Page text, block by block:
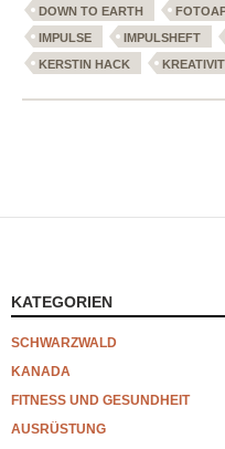
DOWN TO EARTH
IMPULSE
IMPULSHEFT
KERSTIN HACK
KATEGORIEN
SCHWARZWALD
KANADA
FITNESS UND GESUNDHEIT
AUSRÜSTUNG